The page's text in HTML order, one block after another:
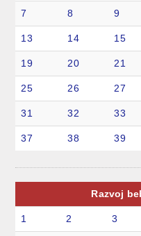
7 8 9
13 14 15
19 20 21
25 26 27
31 32 33
37 38 39
Razvoj
1 2 3